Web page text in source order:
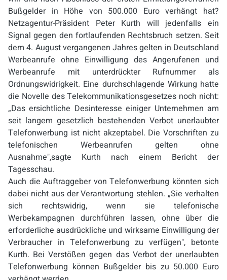
Bußgelder in Höhe von 500.000 Euro verhängt hat?
Netzagentur-Präsident Peter Kurth will jedenfalls ein
Signal gegen den fortlaufenden Rechtsbruch setzen. Seit
dem 4. August vergangenen Jahres gelten in Deutschland
Werbeanrufe ohne Einwilligung des Angerufenen und
Werbeanrufe mit unterdrückter Rufnummer als
Ordnungswidrigkeit. Eine durchschlagende Wirkung hatte
die Novelle des Telekommunikationsgesetzes noch nicht:
„Das ersichtliche Desinteresse einiger Unternehmen am
seit langem gesetzlich bestehenden Verbot unerlaubter
Telefonwerbung ist nicht akzeptabel. Die Vorschriften zu
telefonischen Werbeanrufen gelten ohne
Ausnahme",sagte Kurth nach einem Bericht der
Tagesschau.
Auch die Auftraggeber von Telefonwerbung könnten sich
dabei nicht aus der Verantwortung stehlen. „Sie verhalten
sich rechtswidrig, wenn sie telefonische
Werbekampagnen durchführen lassen, ohne über die
erforderliche ausdrückliche und wirksame Einwilligung der
Verbraucher in Telefonwerbung zu verfügen", betonte
Kurth. Bei Verstößen gegen das Verbot der unerlaubten
Telefonwerbung können Bußgelder bis zu 50.000 Euro